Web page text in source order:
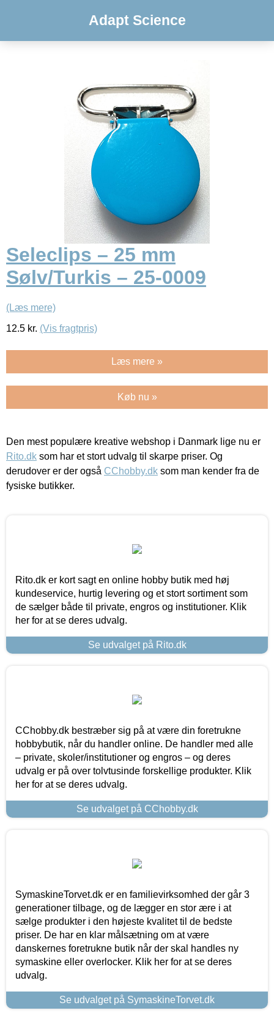
Adapt Science
Seleclips – 25 mm
Sølv/Turkis – 25-0009
(Læs mere)
12.5 kr. (Vis fragtpris)
Læs mere »
Køb nu »
Den mest populære kreative webshop i Danmark lige nu er
Rito.dk som har et stort udvalg til skarpe priser. Og
derudover er der også CChobby.dk som man kender fra de
fysiske butikker.
Rito.dk er kort sagt en online hobby butik med høj
kundeservice, hurtig levering og et stort sortiment som
de sælger både til private, engros og institutioner. Klik
her for at se deres udvalg.
Se udvalget på Rito.dk
CChobby.dk bestræber sig på at være din foretrukne
hobbybutik, når du handler online. De handler med alle
– private, skoler/institutioner og engros – og deres
udvalg er på over tolvtusinde forskellige produkter. Klik
her for at se deres udvalg.
Se udvalget på CChobby.dk
SymaskineTorvet.dk er en familievirksomhed der går 3
generationer tilbage, og de lægger en stor ære i at
sælge produkter i den højeste kvalitet til de bedste
priser. De har en klar målsætning om at være
danskernes foretrukne butik når der skal handles ny
symaskine eller overlocker. Klik her for at se deres
udvalg.
Se udvalget på SymaskineTorvet.dk